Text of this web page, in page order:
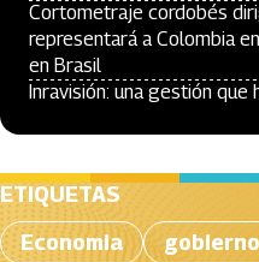
Cortometraje cordobés
representará a Colombia
en Brasil
Inravisión: una gestión
ETIQUETAS
Economia